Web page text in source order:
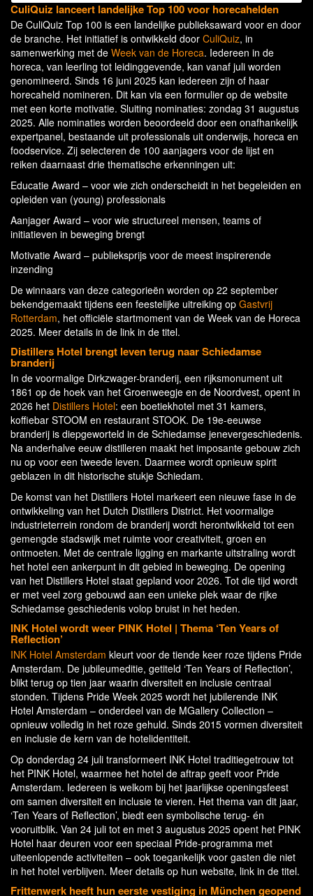
CuliQuiz lanceert landelijke Top 100 voor horecahelden
De CuliQuiz Top 100 is een landelijke publieksaward voor en door
de branche. Het initiatief is ontwikkeld door CuliQuiz, in
samenwerking met de Week van de Horeca. Iedereen in de
horeca, van leerling tot leidinggevende, kan vanaf juli worden
genomineerd. Sinds 16 juni 2025 kan iedereen zijn of haar
horecaheld nomineren. Dit kan via een formulier op de website
met een korte motivatie. Sluiting nominaties: zondag 31 augustus
2025. Alle nominaties worden beoordeeld door een onafhankelijk
expertpanel, bestaande uit professionals uit onderwijs, horeca en
foodservice. Zij selecteren de 100 aanjagers voor de lijst en
reiken daarnaast drie thematische erkenningen uit:
Educatie Award – voor wie zich onderscheidt in het begeleiden en
opleiden van (young) professionals
Aanjager Award – voor wie structureel mensen, teams of
initiatieven in beweging brengt
Motivatie Award – publieksprijs voor de meest inspirerende
inzending
De winnaars van deze categorieën worden op 22 september
bekendgemaakt tijdens een feestelijke uitreiking op Gastvrij
Rotterdam, het officiële startmoment van de Week van de Horeca
2025. Meer details in de link in de titel.
Distillers Hotel brengt leven terug naar Schiedamse
branderij
In de voormalige Dirkzwager-branderij, een rijksmonument uit
1861 op de hoek van het Groenweegje en de Noordvest, opent in
2026 het Distillers Hotel: een boetiekhotel met 31 kamers,
koffiebar STOOM en restaurant STOOK. De 19e-eeuwse
branderij is diepgeworteld in de Schiedamse jenevergeschiedenis.
Na anderhalve eeuw distilleren maakt het imposante gebouw zich
nu op voor een tweede leven. Daarmee wordt opnieuw spirit
geblazen in dit historische stukje Schiedam.
De komst van het Distillers Hotel markeert een nieuwe fase in de
ontwikkeling van het Dutch Distillers District. Het voormalige
industrieterrein rondom de branderij wordt herontwikkeld tot een
gemengde stadswijk met ruimte voor creativiteit, groen en
ontmoeten. Met de centrale ligging en markante uitstraling wordt
het hotel een ankerpunt in dit gebied in beweging. De opening
van het Distillers Hotel staat gepland voor 2026. Tot die tijd wordt
er met veel zorg gebouwd aan een unieke plek waar de rijke
Schiedamse geschiedenis volop bruist in het heden.
INK Hotel wordt weer PINK Hotel | Thema ‘Ten Years of
Reflection’
INK Hotel Amsterdam kleurt voor de tiende keer roze tijdens Pride
Amsterdam. De jubileumeditie, getiteld ‘Ten Years of Reflection’,
blikt terug op tien jaar waarin diversiteit en inclusie centraal
stonden. Tijdens Pride Week 2025 wordt het jubilerende INK
Hotel Amsterdam – onderdeel van de MGallery Collection –
opnieuw volledig in het roze gehuld. Sinds 2015 vormen diversiteit
en inclusie de kern van de hotelidentiteit.
Op donderdag 24 juli transformeert INK Hotel traditiegetrouw tot
het PINK Hotel, waarmee het hotel de aftrap geeft voor Pride
Amsterdam. Iedereen is welkom bij het jaarlijkse openingsfeest
om samen diversiteit en inclusie te vieren. Het thema van dit jaar,
‘Ten Years of Reflection’, biedt een symbolische terug- én
vooruitblik. Van 24 juli tot en met 3 augustus 2025 opent het PINK
Hotel haar deuren voor een speciaal Pride-programma met
uiteenlopende activiteiten – ook toegankelijk voor gasten die niet
in het hotel verblijven. Meer details op hun website, link in de titel.
Frittenwerk heeft hun eerste vestiging in München geopend